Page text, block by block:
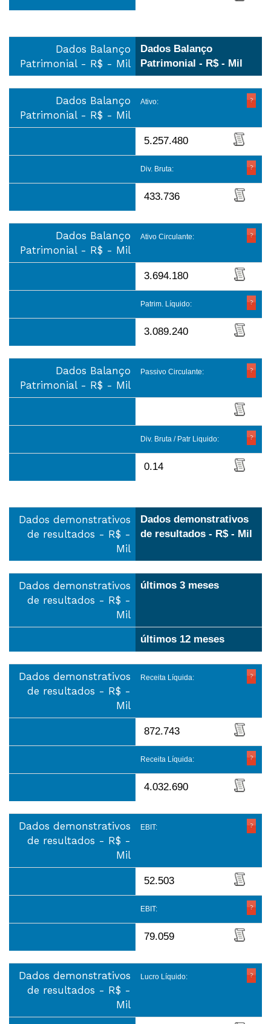
Dados Balanço
Patrimonial - R$ - Mil
Dados Balanço
Patrimonial - R$ - Mil
Dados Balanço
Patrimonial - R$ - Mil
Ativo:
5.257.480
Div. Bruta:
433.736
Dados Balanço
Patrimonial - R$ - Mil
Ativo Circulante:
3.694.180
Patrim. Líquido:
3.089.240
Dados Balanço
Patrimonial - R$ - Mil
Passivo Circulante:
Div. Bruta / Patr Liquido:
0.14
Dados demonstrativos
de resultados - R$ -
Mil
Dados demonstrativos
de resultados - R$ - Mil
Dados demonstrativos
de resultados - R$ -
Mil
últimos 3 meses
últimos 12 meses
Dados demonstrativos
de resultados - R$ -
Mil
Receita Líquida:
872.743
Receita Líquida:
4.032.690
Dados demonstrativos
de resultados - R$ -
Mil
EBIT:
52.503
EBIT:
79.059
Dados demonstrativos
de resultados - R$ -
Mil
Lucro Líquido: